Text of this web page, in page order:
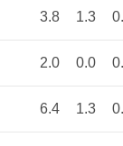
3.8 1.3
2.0 0.0
6.4 1.3